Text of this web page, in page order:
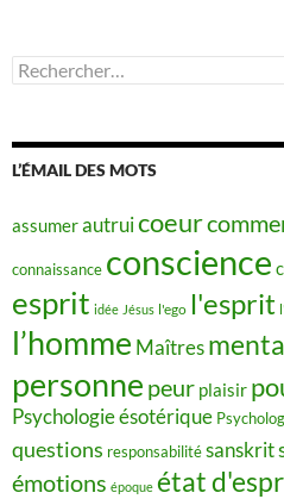
Rechercher :
L’ÉMAIL DES MOTS
assumerautruicoeur
connaissance conscience
esprit idée Jésus l'ego l'esprit
l’homme Maîtres
personne peur plaisir
Psychologie ésotérique
questions responsabilitésanskrit
émotions époque état